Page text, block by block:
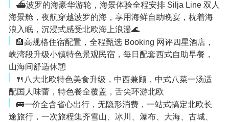
⛴波罗的海豪华游轮，海景体验全程安排 Silja Line 双人
海景舱，夜航穿越波罗的海，享用海鲜自助晚宴，枕着海
浪入眠，沉浸式感受北欧海上浪漫🌊
🏨高规格住宿配置，全程甄选 Booking 网评四星酒店，
峡湾段升级小镇特色景观民宿，每日配套西式自助早餐，
山海间舒适休憩
🍴八大北欧特色美食升级，中西兼顾， 中式八菜一汤适
配国人味蕾，特色餐全覆盖，舌尖环游北欧
🚌一价全含省心出行，无隐形消费，一站式搞定北欧长
途旅行，一次旅程集齐雪山、冰川、瀑布、大海、古城、